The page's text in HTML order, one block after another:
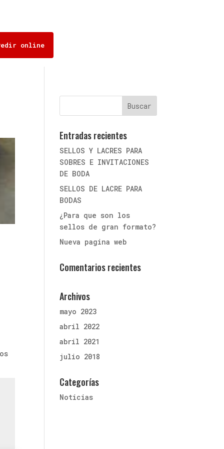
online
Entradas recientes
SELLOS Y LACRES PARA
SOBRES E INVITACIONES
DE BODA
SELLOS DE LACRE PARA
BODAS
¿Para que son los
sellos de gran formato?
Nueva pagina web
Comentarios recientes
Archivos
mayo 2023
abril 2022
abril 2021
julio 2018
Categorías
Noticias